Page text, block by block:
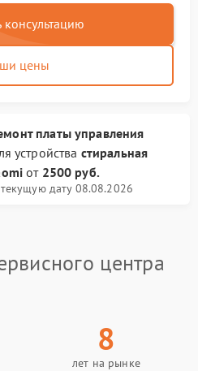
консультацию
цены
платы управления
устройства стиральная
от 2500 руб.
дату 08.08.2026
центра
8
лет на рынке